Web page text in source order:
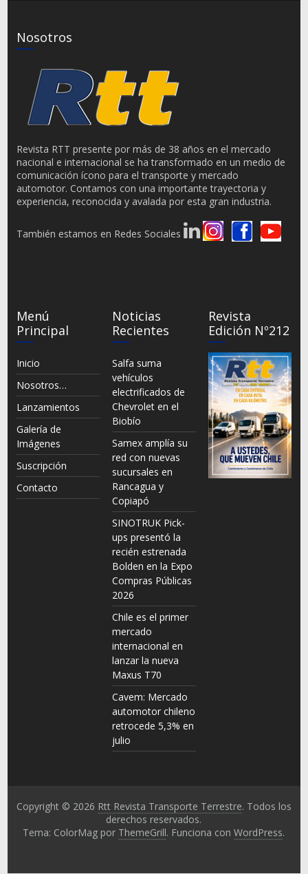
Nosotros
Revista RTT presente por más de 38 años en el mercado
nacional e internacional se ha transformado en un medio de
comunicación ícono para el transporte y mercado
automotor. Contamos con una importante trayectoria y
experiencia, reconocida y avalada por esta gran industria.
También estamos en Redes Sociales
Menú
Principal
Inicio
Nosotros…
Lanzamientos
Galería de
Imágenes
Suscripción
Contacto
Noticias
Recientes
Salfa suma
vehículos
electrificados de
Chevrolet en el
Biobío
Samex amplía su
red con nuevas
sucursales en
Rancagua y
Copiapó
SINOTRUK Pick-
ups presentó la
recién estrenada
Bolden en la Expo
Compras Públicas
2026
Chile es el primer
mercado
internacional en
lanzar la nueva
Maxus T70
Cavem: Mercado
automotor chileno
retrocede 5,3% en
julio
Revista
Edición Nº212
Copyright © 2026 Rtt Revista Transporte Terrestre. Todos los
derechos reservados.
Tema: ColorMag por ThemeGrill. Funciona conWordPress.